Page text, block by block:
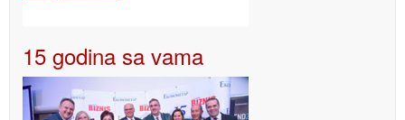
15 godina sa vama